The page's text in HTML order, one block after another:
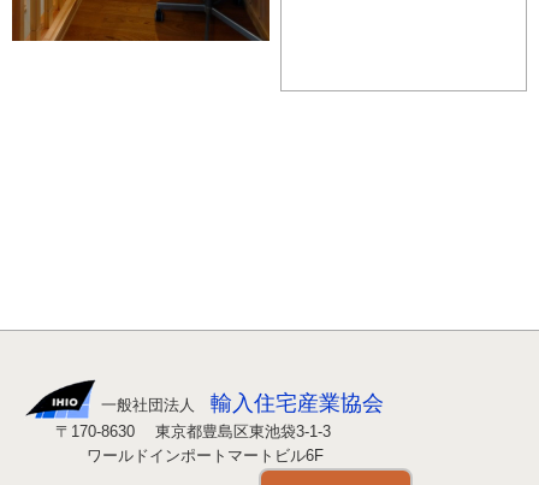
一般社団法人 輸入住宅産業協会
〒170-8630 東京都豊島区東池袋3-1-3
ワールドインポートマートビル6F